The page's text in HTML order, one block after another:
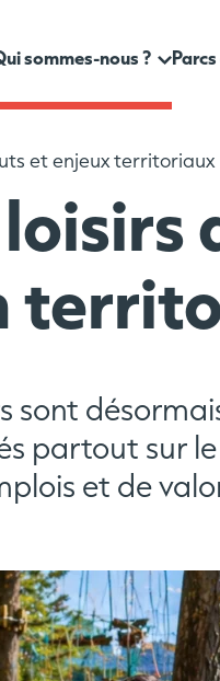
sommes-nous ?
des Loisirs
Actifs
adhérent
partenaire
et enjeux territoriaux
sont
partout sur
et de